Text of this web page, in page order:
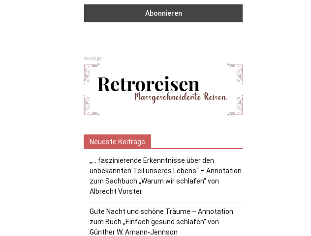
Anzeige
Neueste Beiträge
„… faszinierende Erkenntnisse über den
unbekannten Teil unseres Lebens“ – Annotation
zum Sachbuch „Warum wir schlafen“ von
Albrecht Vorster
Gute Nacht und schöne Träume – Annotation
zum Buch „Einfach gesund schlafen“ von
Günther W. Amann-Jennson